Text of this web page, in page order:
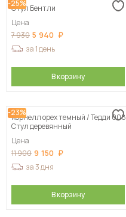
-25%
Стул Бентли
Цена
7 930 5 940
за 1 день
В корзину
-23%
Корнелл орех темный / Тедди 008
Стул деревянный
Цена
11 900 9 150
за 3 дня
В корзину